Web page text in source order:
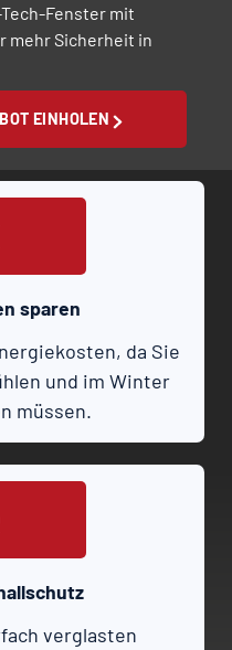
Fenster mit
mehr Sicherheit in
EINHOLEN
sparen
da Sie
und im Winter
müssen.
verglasten